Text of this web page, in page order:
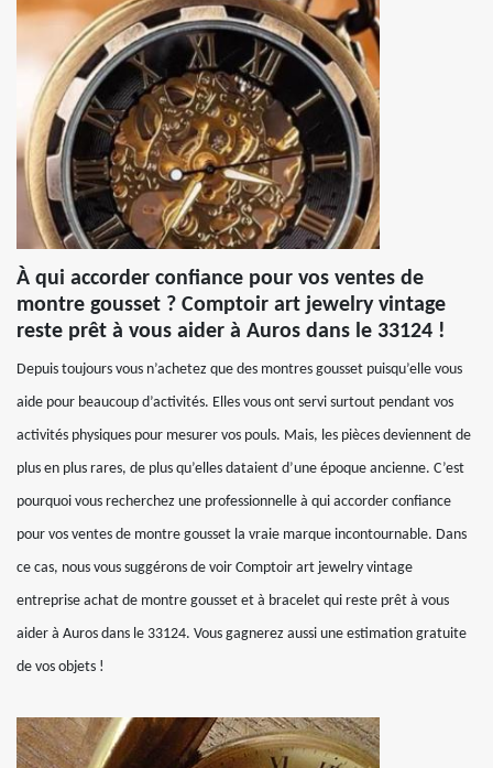
À qui accorder confiance pour vos ventes de
montre gousset ? Comptoir art jewelry vintage
reste prêt à vous aider à Auros dans le 33124 !
Depuis toujours vous n’achetez que des montres gousset puisqu’elle vous
aide pour beaucoup d’activités. Elles vous ont servi surtout pendant vos
activités physiques pour mesurer vos pouls. Mais, les pièces deviennent de
plus en plus rares, de plus qu’elles dataient d’une époque ancienne. C’est
pourquoi vous recherchez une professionnelle à qui accorder confiance
pour vos ventes de montre gousset la vraie marque incontournable. Dans
ce cas, nous vous suggérons de voir Comptoir art jewelry vintage
entreprise achat de montre gousset et à bracelet qui reste prêt à vous
aider à Auros dans le 33124. Vous gagnerez aussi une estimation gratuite
de vos objets !